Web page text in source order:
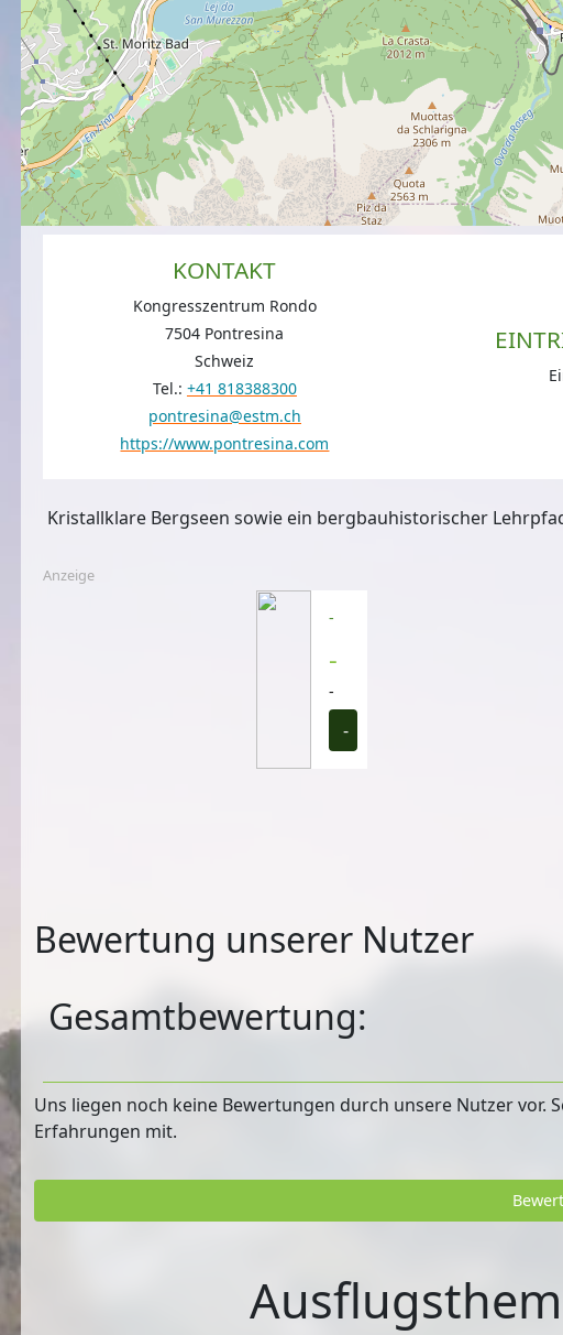
KONTAKT
Kongresszentrum Rondo
7504 Pontresina
Schweiz
Tel.: +41 818388300
pontresina@estm.ch
https://www.pontresina.com
Kristallklare Bergseen sowie ein bergbauhistorischer
Anzeige
-
-
-
-
Bewertung unserer Nutzer
Gesamtbewertung:
Uns liegen noch keine Bewertungen durch unsere Nutzer vor.
Erfahrungen mit.